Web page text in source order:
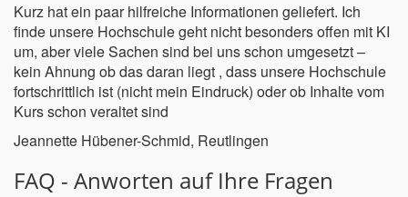
Kurz hat ein paar hilfreiche Informationen geliefert. Ich
finde unsere Hochschule geht nicht besonders offen mit KI
um, aber viele Sachen sind bei uns schon umgesetzt –
kein Ahnung ob das daran liegt , dass unsere Hochschule
fortschrittlich ist (nicht mein Eindruck) oder ob Inhalte vom
Kurs schon veraltet sind
Jeannette Hübener-Schmid, Reutlingen
FAQ - Anworten auf Ihre Fragen